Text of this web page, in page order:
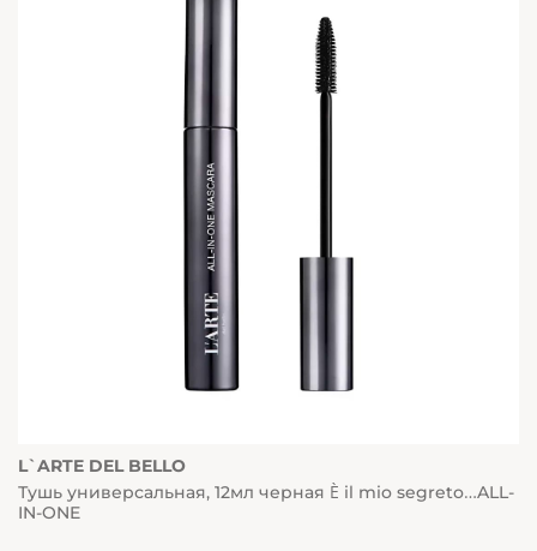
L`ARTE DEL BELLO
Тушь универсальная, 12мл черная È il mio segreto…ALL-
IN-ONE